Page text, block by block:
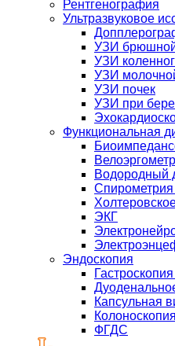
Рентгенография
Ультразвуковое
УЗИ брюшной
УЗИ
УЗИ
УЗИ почек
УЗИ при
Функциональная
Водородный
ЭКГ
Эндоскопия
Капсульная
Колоноскопия
ФГДС